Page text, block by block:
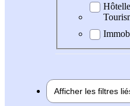
Afficher les filtres